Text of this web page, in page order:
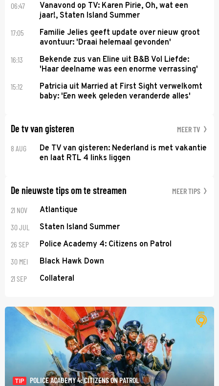
06:47
Vanavond op TV: Karen Pirie, Oh, wat een
jaar!, Staten Island Summer
17:05
Familie Jelies geeft update over nieuw groot
avontuur: 'Draai helemaal gevonden'
16:13
Bekende zus van Eline uit B&B Vol Liefde:
'Haar deelname was een enorme verrassing'
15:12
Patricia uit Married at First Sight verwelkomt
baby: 'Een week geleden veranderde alles'
De tv van gisteren MEER TV
8 AUG
De TV van gisteren: Nederland is met vakantie
en laat RTL 4 links liggen
De nieuwste tips om te streamen MEER TIPS
21 NOV Atlantique
30 JUL Staten Island Summer
26 SEP Police Academy 4: Citizens on Patrol
30 MEI Black Hawk Down
21 SEP Collateral
TIP
POLICE ACADEMY 4: CITIZENS ON PATROL